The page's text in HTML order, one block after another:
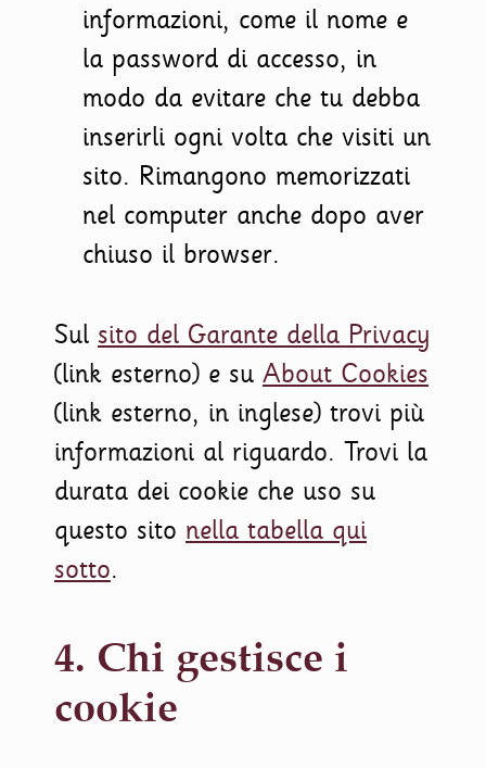
informazioni, come il nome e
la password di accesso, in
modo da evitare che tu debba
inserirli ogni volta che visiti un
sito. Rimangono memorizzati
nel computer anche dopo aver
chiuso il browser.
Sul sito del Garante della Privacy
(link esterno) e su About Cookies
(link esterno, in inglese) trovi più
informazioni al riguardo. Trovi la
durata dei cookie che uso su
questo sito nella tabella qui
sotto.
4. Chi gestisce i
cookie